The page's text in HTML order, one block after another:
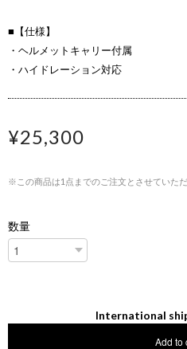
■【仕様】
・ヘルメットキャリー付属
・ハイドレーション対応
¥25,300
※この商品は1点までのご注文とさせていただ
数量
International
Add to